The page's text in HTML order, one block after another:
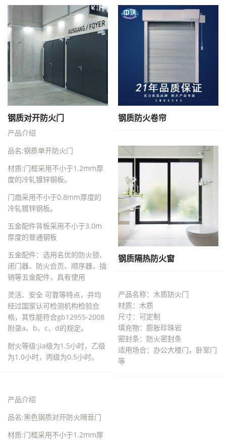
钢质对开防火门
产品介绍
品名:钢质单开防火门
材质:门框采用不小于1.2mm厚
度的冷轧镀锌钢板。
门扇采用不小于0.8mm厚度的
冷轧镀锌钢板。
五金配件背板采用不小于3.0m
厚度的普通钢板
五金配件：选用名优的防火锁、
闭门器、防火合页、顺序器、插
销等五金配件，具有使用
灵活、安全 可靠等特点，并均
经过国家认可检测机构检验合
格，其性能符合gb12955-2008
附录a、b、c、d的规定。
耐火等级:jia级为1.5小时，乙级
为1.0小时，丙级为0.5小时。
钢质防火卷帘
钢质隔热防火窗
产品名称：木质防火门
材质：木质
尺寸：可定制
填充物：膨胀珍珠岩
密封条：防火密封条
适用场合：办公大楼门，卧室门
等
产品介绍
品名:黑色钢质对开防火隔音门
材质:门框采用不小于1.2mm厚